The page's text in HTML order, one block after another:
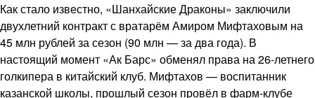
Как стало известно, «Шанхайские Драконы» заключили
двухлетний контракт с вратарём Амиром Мифтаховым на
45 млн рублей за сезон (90 млн — за два года). В
настоящий момент «Ак Барс» обменял права на 26-летнего
голкипера в китайский клуб. Мифтахов — воспитанник
казанской школы, прошлый сезон провёл в фарм-клубе